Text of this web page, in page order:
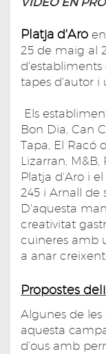
Platja d'Aro
25 de maig al
tapes d'autor i
Els
Bon Dia, Can
Tapa, El Racó
Lizarran,
Platja d'Aro i el
245 i Arnall de
D'aquesta
creativitat
cuineres amb
a anar
Propostes
Algunes de
aquesta
d’ous amb